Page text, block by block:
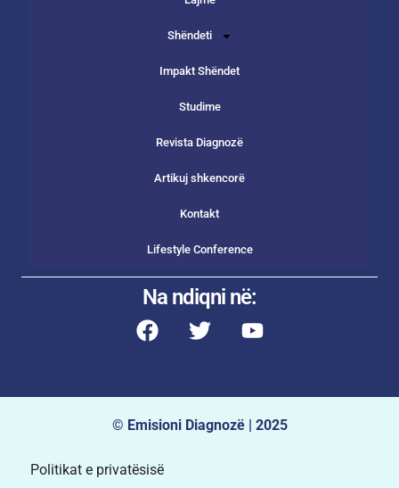
Shëndeti
Impakt Shëndet
Studime
Revista Diagnozë
Artikuj shkencorë
Kontakt
Lifestyle Conference
Na ndiqni në:
© Emisioni Diagnozë | 2025
Politikat e privatësisë